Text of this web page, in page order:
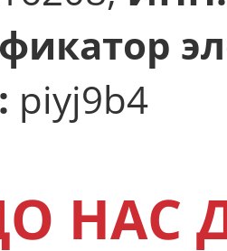
piyj9b4
НАС